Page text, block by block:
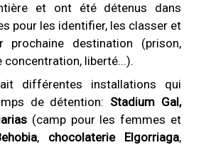
et ont été détenus dans
pour les identifier, les classer et
prochaine destination (prison,
concentration, liberté...).
différentes installations qui
de détention: Stadium Gal,
(camp pour les femmes et
, chocolaterie Elgorriaga,